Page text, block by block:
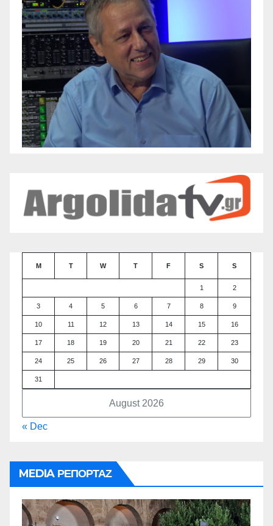
August 2026
M T W T F S S
1 2
3 4 5 6 7 8 9
10 11 12 13 14 15 16
17 18 19 20 21 22 23
24 25 26 27 28 29 30
31
« Dec
MEDIA ΡΕΠΟΡΤΑΖ